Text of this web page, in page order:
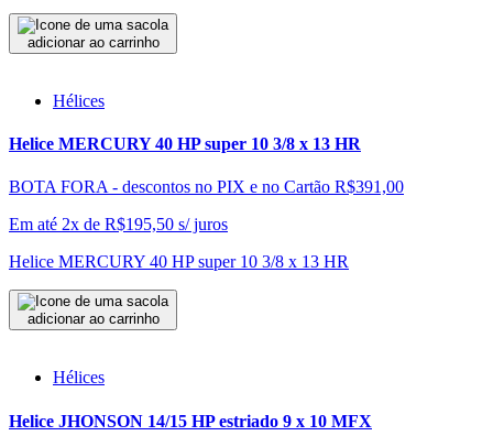
adicionar ao carrinho
Hélices
Helice MERCURY 40 HP super 10 3/8 x 13 HR
BOTA FORA - descontos no PIX e no Cartão R$391,00
Em até 2x de R$195,50 s/ juros
Helice MERCURY 40 HP super 10 3/8 x 13 HR
adicionar ao carrinho
Hélices
Helice JHONSON 14/15 HP estriado 9 x 10 MFX